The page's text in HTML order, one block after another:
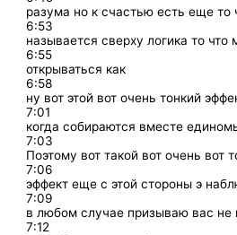
разума но к счастью есть еще то
6:53
называется сверху логика то что
6:55
открываться как
6:58
ну вот этой вот очень тонкий
7:01
когда собираются вместе
7:03
Поэтому вот такой вот очень вот
7:06
эффект еще с этой стороны э
7:09
в любом случае призываю вас не
7:12